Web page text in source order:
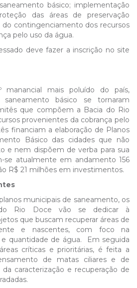
básico; implementação
das áreas de preservação
do contingenciamento dos recursos
pelo uso da água.
deve fazer a inscrição no site
mais poluído do país,
básico se tornaram
que compõem a Bacia do Rio
provenientes da cobrança pelo
financiam a elaboração de Planos
Básico das cidades que não
e nem dispõem de verba para sua
se atualmente em andamento 156
R$ 21 milhões em investimentos.
municipais de saneamento, os
Rio Doce vão se dedicar à
que buscam recuperar áreas de
e nascentes, com foco na
e quantidade de água. Em seguida
críticas e prioritárias, é feita a
de matas ciliares e de
caracterização e recuperação de